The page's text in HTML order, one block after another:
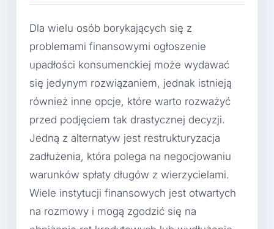
Dla wielu osób borykających się z
problemami finansowymi ogłoszenie
upadłości konsumenckiej może wydawać
się jedynym rozwiązaniem, jednak istnieją
również inne opcje, które warto rozważyć
przed podjęciem tak drastycznej decyzji.
Jedną z alternatyw jest restrukturyzacja
zadłużenia, która polega na negocjowaniu
warunków spłaty długów z wierzycielami.
Wiele instytucji finansowych jest otwartych
na rozmowy i mogą zgodzić się na